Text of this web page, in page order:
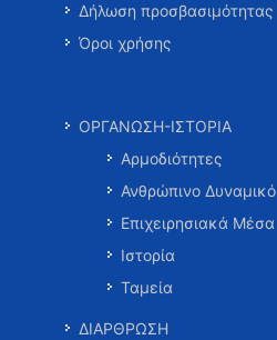
Δήλωση προσβασιμότητας
Όροι χρήσης
ΟΡΓΑΝΩΣΗ-ΙΣΤΟΡΙΑ
Αρμοδιότητες
Ανθρώπινο Δυναμικό
Επιχειρησιακά Μέσα
Ιστορία
Ταμεία
ΔΙΑΡΘΡΩΣΗ